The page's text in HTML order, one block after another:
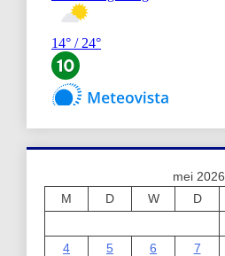
mei 2026
M
D W D
4
5 6 7